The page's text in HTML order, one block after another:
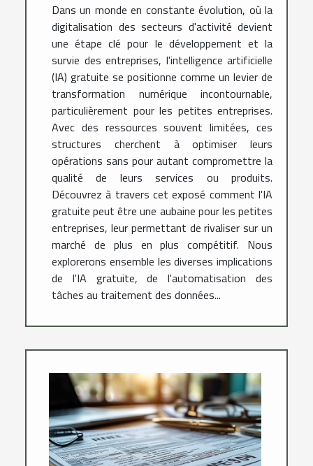
Dans un monde en constante évolution, où la
digitalisation des secteurs d'activité devient
une étape clé pour le développement et la
survie des entreprises, l'intelligence artificielle
(IA) gratuite se positionne comme un levier de
transformation numérique incontournable,
particulièrement pour les petites entreprises.
Avec des ressources souvent limitées, ces
structures cherchent à optimiser leurs
opérations sans pour autant compromettre la
qualité de leurs services ou produits.
Découvrez à travers cet exposé comment l'IA
gratuite peut être une aubaine pour les petites
entreprises, leur permettant de rivaliser sur un
marché de plus en plus compétitif. Nous
explorerons ensemble les diverses implications
de l'IA gratuite, de l'automatisation des
tâches au traitement des données...